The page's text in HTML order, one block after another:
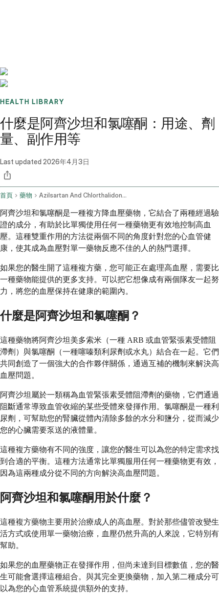
HEALTH LIBRARY
什麼是阿齊沙坦和氯噻酮：用途、劑
量、副作用等
Last updated 2026年4月3日
首頁 藥物 Azilsartan And Chlorthalidone Oral Route
阿齊沙坦和氯噻酮是一種複方降血壓藥物，它結合了兩種經過驗
證的成分，有助於比單獨使用任何一種藥物更有效地控制高血
壓。這種雙重作用的方法從兩個不同的角度針對您的心血管健
康，使其成為血壓對單一藥物反應不佳的人的熱門選擇。
如果您的醫生開了這種複方藥，您可能正在處理高血壓，需要比
一種藥物能提供的更多支持。可以把它想像成有兩個隊友一起努
力，將您的血壓保持在健康的範圍內。
什麼是阿齊沙坦和氯噻酮？
這種藥物將阿齊沙坦美多索米（一種 ARB 或血管緊張素受體阻
滯劑）與氯噻酮（一種噻嗪類利尿劑或水丸）結合在一起。它們
共同創造了一個強大的合作夥伴關係，通過互補的機制來解決高
血壓問題。
阿齊沙坦屬於一類稱為血管緊張素受體阻滯劑的藥物，它們通過
阻斷通常導致血管收縮的某些受體來發揮作用。氯噻酮是一種利
尿劑，可幫助您的腎臟從體內清除多餘的水分和鹽分，從而減少
您的心臟需要泵送的液體量。
這種複方藥物有不同的強度，讓您的醫生可以為您的特定需求找
到合適的平衡。這種方法通常比單獨服用任何一種藥物更有效，
因為這兩種成分從不同的方向解決高血壓問題。
阿齊沙坦和氯噻酮用於什麼？
這種複方藥物主要用於治療成人的高血壓。對於那些儘管改變生
活方式或使用單一藥物治療，血壓仍然升高的人來說，它特別有
幫助。
如果您的血壓藥物正在發揮作用，但尚未達到目標數值，您的醫
生可能會選擇這種組合。與其完全更換藥物，加入第二種成分可
以為您的心血管系統提供額外的支持。